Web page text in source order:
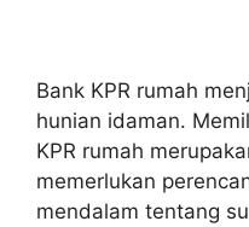
Bank KPR rumah
hunian idaman.
KPR rumah
memerlukan
mendalam tentang